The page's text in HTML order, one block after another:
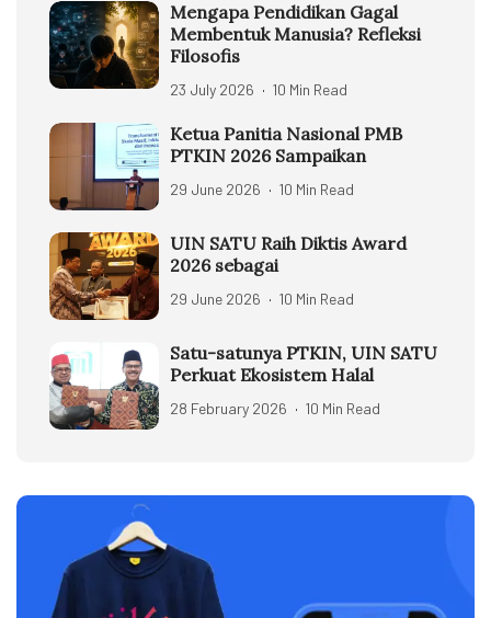
Mengapa Pendidikan Gagal
Membentuk Manusia? Refleksi
Filosofis
23 July 2026 10 Min Read
Ketua Panitia Nasional PMB
PTKIN 2026 Sampaikan
29 June 2026 10 Min Read
UIN SATU Raih Diktis Award
2026 sebagai
29 June 2026 10 Min Read
Satu-satunya PTKIN, UIN SATU
Perkuat Ekosistem Halal
28 February 2026 10 Min Read